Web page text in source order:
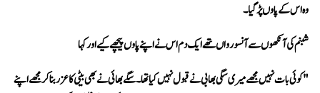
وہ اس کے پاوں پڑ گیا۔
شبنم کی آنکھوں سے آنسو رواں تھے ایک دم اس نے اپنے پاوں پیچھے کیے اور کہا